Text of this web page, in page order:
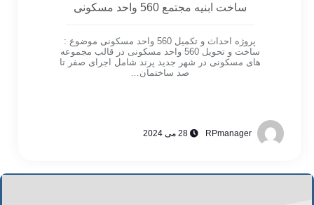
ساخت ابنیه مجتمع 560 واحد مسکونی
پروژه احداث و تکمیل 560 واحد مسکونی موضوع :
ساخت و تحویل 560 واحد مسکونی در قالب مجموعه
های مسکونی در شهر جدید پرند شامل اجرای صفر تا
صد ساختمان…
RPmanager 28 می 2024